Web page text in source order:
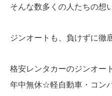
そんな数多くの人たちの想
ジンオートも、負けずに徹
格安レンタカーのジンオー
年中無休☆軽自動車・コン